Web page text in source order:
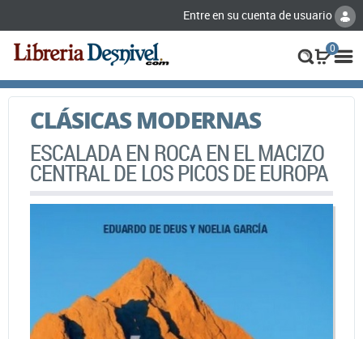
Entre en su cuenta de usuario
0
CLÁSICAS MODERNAS
ESCALADA EN ROCA EN EL MACIZO
CENTRAL DE LOS PICOS DE EUROPA